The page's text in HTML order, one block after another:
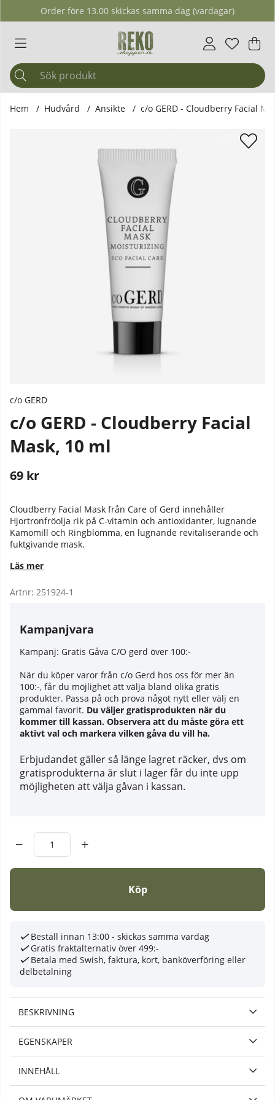
Order före 13.00 skickas samma dag (vardagar)
Antal i
. .
Hem Hudvård Ansikte c/o GERD - Cloudberry Facial
Produktbilder c/o GERD - Cloudberry Facial Mask, 10 ml
c/o GERD
c/o GERD - Cloudberry Facial
Mask, 10 ml
69 kr
Cloudberry Facial Mask från Care of Gerd innehåller
Hjortronfröolja rik på C-vitamin och antioxidanter, lugnande
Kamomill och Ringblomma, en lugnande revitaliserande och
fuktgivande mask.
Läs mer
Artnr: 251924-1
Kampanjvara
Kampanj: Gratis Gåva C/O gerd över 100:-
När du köper varor från c/o Gerd hos oss för mer än
100:-, får du möjlighet att välja bland olika gratis
produkter. Passa på och prova något nytt eller välj en
gammal favorit. Du väljer gratisprodukten när du
kommer till kassan. Observera att du måste göra ett
aktivt val och markera vilken gåva du vill ha.
Erbjudandet gäller så länge lagret räcker, dvs om
gratisprodukterna är slut i lager får du inte upp
möjligheten att välja gåvan i kassan.
Köp
Beställ innan 13:00 - skickas samma vardag
Gratis fraktalternativ över 499:-
Betala med Swish, faktura, kort, banköverföring eller
delbetalning
BESKRIVNING
EGENSKAPER
INNEHÅLL